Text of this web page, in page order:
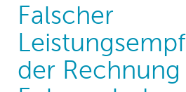
Falscher
der